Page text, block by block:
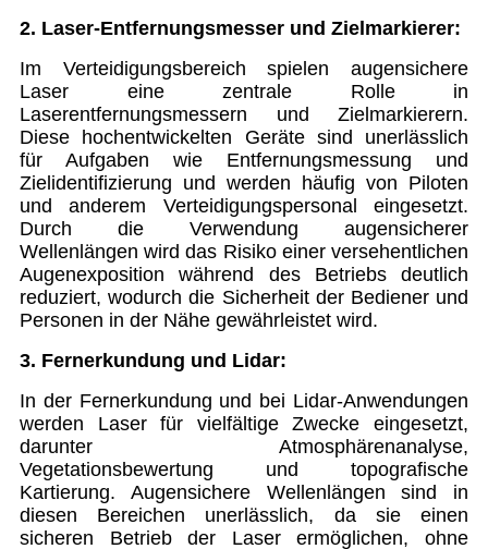
2. Laser-Entfernungsmesser und Zielmarkierer:
Im Verteidigungsbereich spielen augensichere
Laser eine zentrale Rolle in
Laserentfernungsmessern und Zielmarkierern.
Diese hochentwickelten Geräte sind unerlässlich
für Aufgaben wie Entfernungsmessung und
Zielidentifizierung und werden häufig von Piloten
und anderem Verteidigungspersonal eingesetzt.
Durch die Verwendung augensicherer
Wellenlängen wird das Risiko einer versehentlichen
Augenexposition während des Betriebs deutlich
reduziert, wodurch die Sicherheit der Bediener und
Personen in der Nähe gewährleistet wird.
3. Fernerkundung und Lidar:
In der Fernerkundung und bei Lidar-Anwendungen
werden Laser für vielfältige Zwecke eingesetzt,
darunter Atmosphärenanalyse,
Vegetationsbewertung und topografische
Kartierung. Augensichere Wellenlängen sind in
diesen Bereichen unerlässlich, da sie einen
sicheren Betrieb der Laser ermöglichen, ohne